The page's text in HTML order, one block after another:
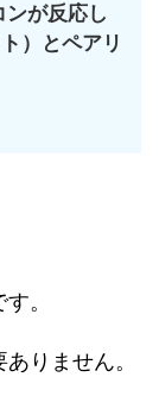
が反応し
）とペアリ
。
りません。